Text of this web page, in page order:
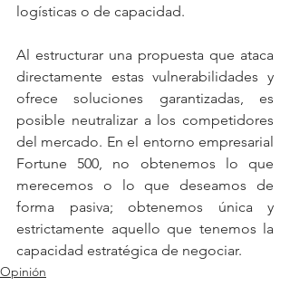
logísticas o de capacidad.
Al estructurar una propuesta que ataca
directamente estas vulnerabilidades y
ofrece soluciones garantizadas, es
posible neutralizar a los competidores
del mercado. En el entorno empresarial
Fortune 500, no obtenemos lo que
merecemos o lo que deseamos de
forma pasiva; obtenemos única y
estrictamente aquello que tenemos la
capacidad estratégica de negociar.
Opinión